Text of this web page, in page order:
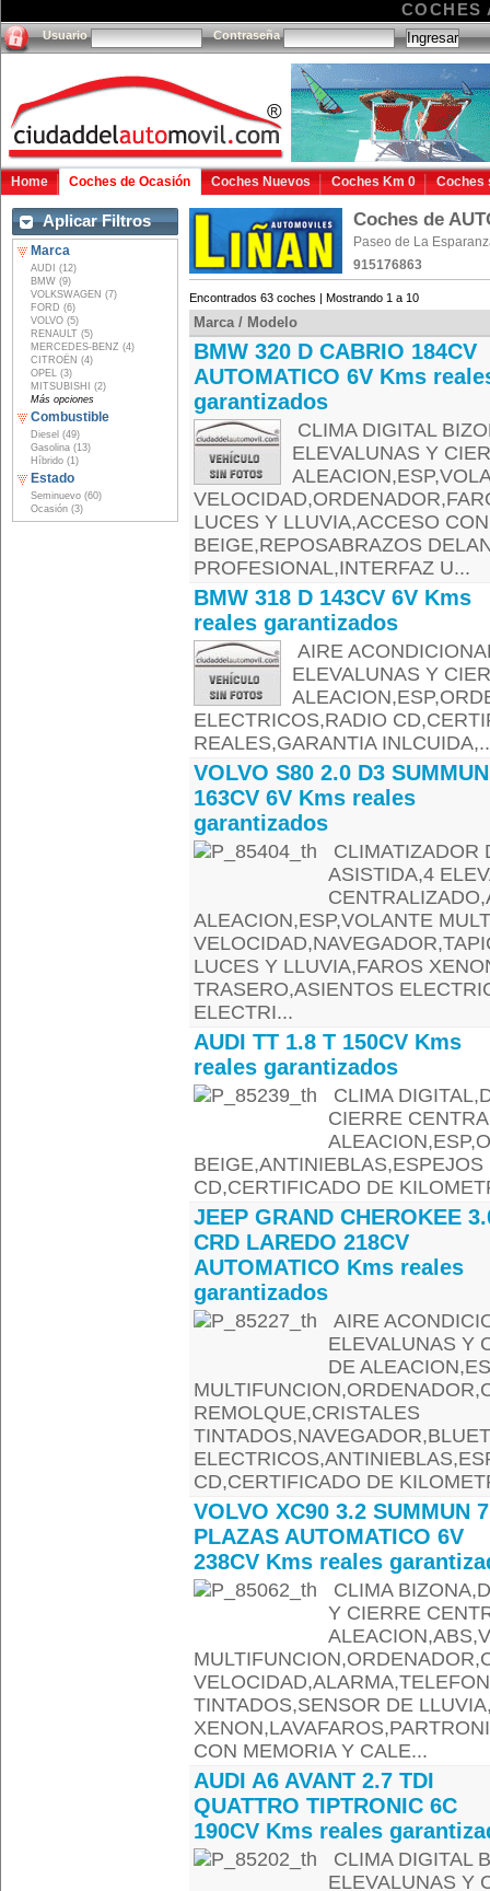
COCHES
Usuario Contraseña
Home Coches de Ocasión Coches Nuevos Coches Km 0 Coches
Aplicar Filtros
Marca
AUDI (12)
BMW (9)
VOLKSWAGEN (7)
FORD (6)
VOLVO (5)
RENAULT (5)
MERCEDES-BENZ (4)
CITROËN (4)
OPEL (3)
MITSUBISHI (2)
Más opciones
Combustible
Diesel (49)
Gasolina (13)
Híbrido (1)
Estado
Seminuevo (60)
Ocasión (3)
Coches de
Paseo de La
915176863
Encontrados 63 coches | Mostrando 1 a 10
Marca / Modelo
BMW 320 D CABRIO 184CV
AUTOMATICO 6V Kms
garantizados
CLIMA DIGITAL
ELEVALUNAS Y
LUCES Y LLUVIA,ACCESO
BEIGE,REPOSABRAZOS
PROFESIONAL,INTERFAZ U...
BMW 318 D 143CV 6V Kms
reales garantizados
AIRE
ELEVALUNAS Y
ELECTRICOS,RADIO
REALES,GARANTIA
VOLVO S80 2.0 D3 SUMMUN
163CV 6V Kms reales
garantizados
CLIMATIZADOR
ASISTIDA,4
ALEACION,ESP,VOLANTE
LUCES Y LLUVIA,FAROS
TRASERO,ASIENTOS
ELECTRI...
AUDI TT 1.8 T 150CV Kms
reales garantizados
CLIMA
CIERRE
CD,CERTIFICADO DE
JEEP GRAND CHEROKEE
CRD LAREDO 218CV
AUTOMATICO Kms reales
garantizados
AIRE
ELEVALUNAS Y
DE
REMOLQUE,CRISTALES
CD,CERTIFICADO DE
VOLVO XC90 3.2 SUMMUN 7
PLAZAS AUTOMATICO 6V
238CV Kms reales
CLIMA
Y CIERRE
TINTADOS,SENSOR DE
CON MEMORIA Y CALE...
AUDI A6 AVANT 2.7 TDI
QUATTRO TIPTRONIC 6C
190CV Kms reales
CLIMA DIGITAL
ELEVALUNAS Y